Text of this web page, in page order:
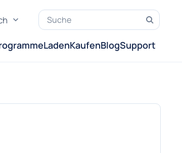
LadenKaufenBlogSupport